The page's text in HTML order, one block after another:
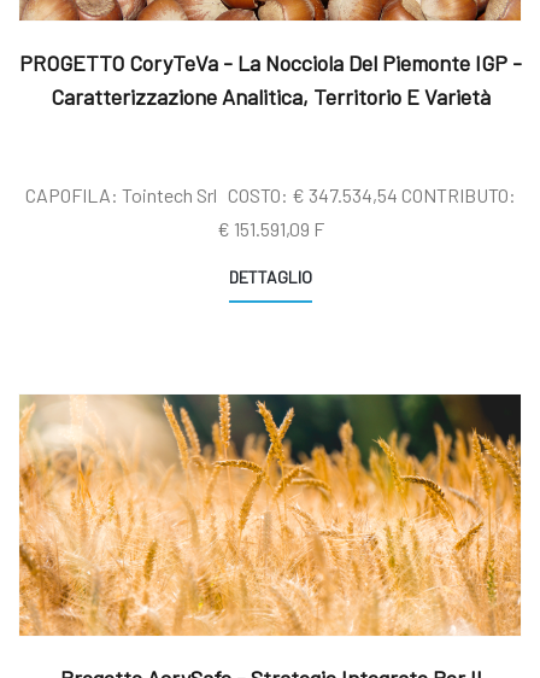
PROGETTO CoryTeVa - La Nocciola Del Piemonte IGP -
Caratterizzazione Analitica, Territorio E Varietà
CAPOFILA: Tointech Srl COSTO: € 347.534,54 CONTRIBUTO:
€ 151.591,09 F
DETTAGLIO